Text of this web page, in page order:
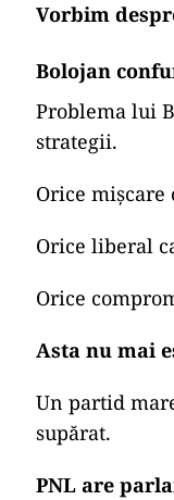
Vorbim
Bolojan
Problema lui
strategii.
Orice
Orice liberal
Orice
Asta nu mai
Un partid
supărat.
PNL are